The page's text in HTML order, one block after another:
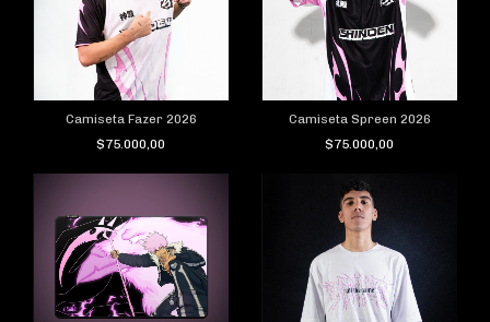
Camiseta Fazer 2026
$75.000,00
Camiseta Spreen 2026
$75.000,00